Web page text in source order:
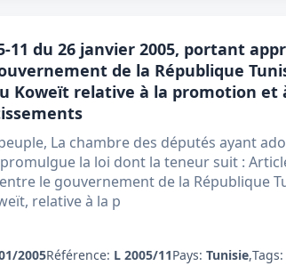
11 du 26 janvier 2005, portant
de la République
Koweït relative à la promotion
La chambre des députés ayant
la loi dont la teneur suit :
le gouvernement de la République
relative à la p
2005Référence: L 2005/11Pays: Tunisie,Tags: